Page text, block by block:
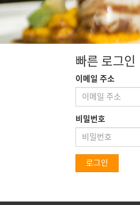
빠른 로그인
이메일 주소
비밀번호
로그인